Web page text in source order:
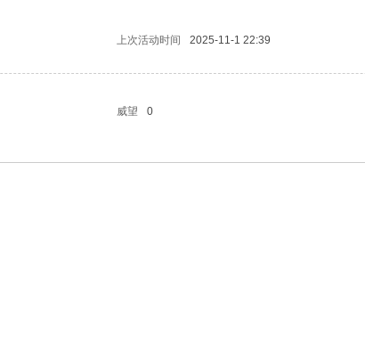
上次活动时间 2025-11-1 22:39
威望 0